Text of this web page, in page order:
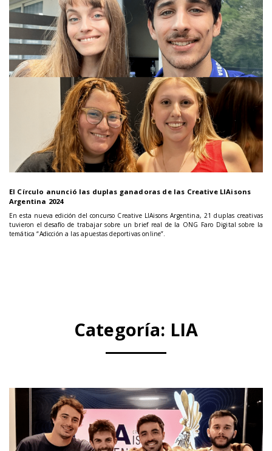
El Círculo anunció las duplas ganadoras de las Creative LIAisons
Argentina 2024
En esta nueva edición del concurso Creative LIAisons Argentina, 21 duplas creativas
tuvieron el desafío de trabajar sobre un brief real de la ONG Faro Digital sobre la
temática “Adicción a las apuestas deportivas online”.
Categoría: LIA